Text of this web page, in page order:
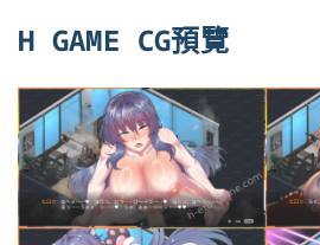
H GAME CG預覽